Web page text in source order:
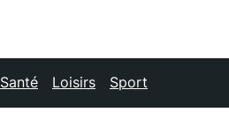
Santé Loisirs Sport